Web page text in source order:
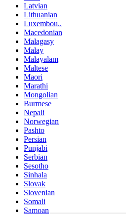
Latvian
Lithuanian
Luxembou..
Macedonian
Malagasy
Malay
Malayalam
Maltese
Maori
Marathi
Mongolian
Burmese
Nepali
Norwegian
Pashto
Persian
Punjabi
Serbian
Sesotho
Sinhala
Slovak
Slovenian
Somali
Samoan